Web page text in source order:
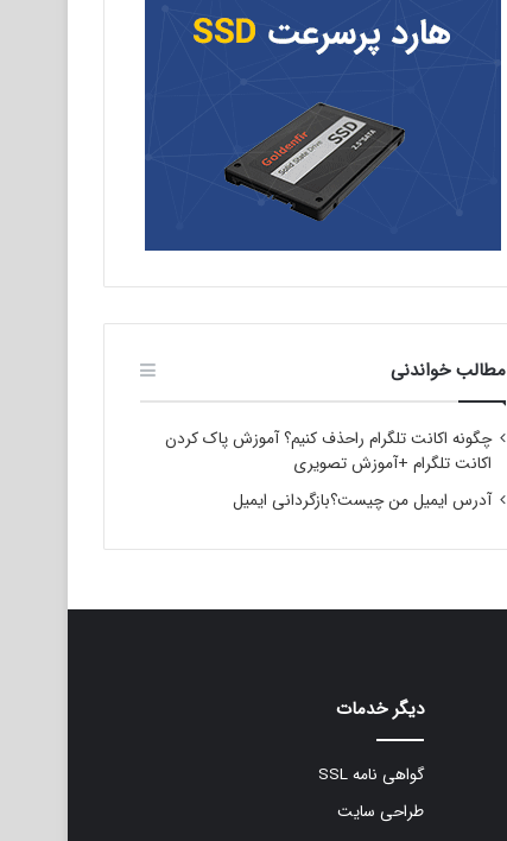
مطالب خواندنی
چگونه اکانت تلگرام راحذف کنیم؟ آموزش پاک کردن
اکانت تلگرام +آموزش تصویری
آدرس ایمیل من چیست؟بازگردانی ایمیل
دیگر خدمات
گواهی نامه SSL
طراحی سایت